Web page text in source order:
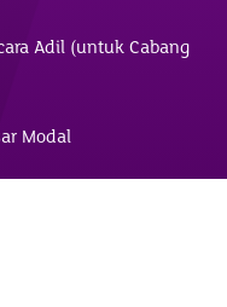
Adil (untuk Cabang
Modal